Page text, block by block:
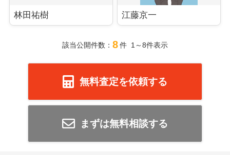
林田祐樹 江藤京一
該当公開件数： 8件 1～8件表示
無料査定を依頼する
まずは無料相談する